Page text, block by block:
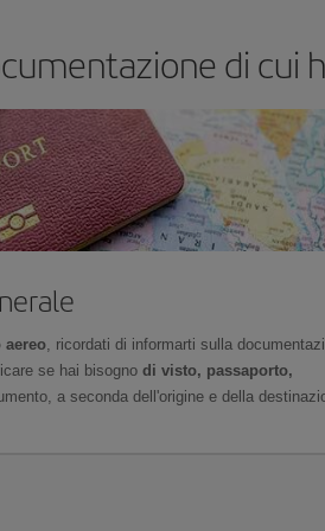
di cui
aereo, ricordati di informarti sulla
se hai bisogno di visto, passaporto,
a seconda dell'origine e della